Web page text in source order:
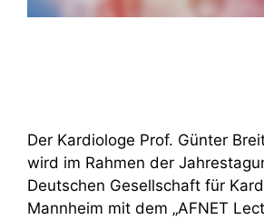
Der Kardiologe Prof. Günter
wird im Rahmen der
Deutschen Gesellschaft für
Mannheim mit dem „AFNET